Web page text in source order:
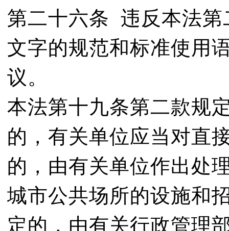
第二十六条 违反本法第
文字的规范和标准使用
议。
本法第十九条第二款规
的，有关单位应当对直
的，由有关单位作出处
城市公共场所的设施和
定的，由有关行政管理